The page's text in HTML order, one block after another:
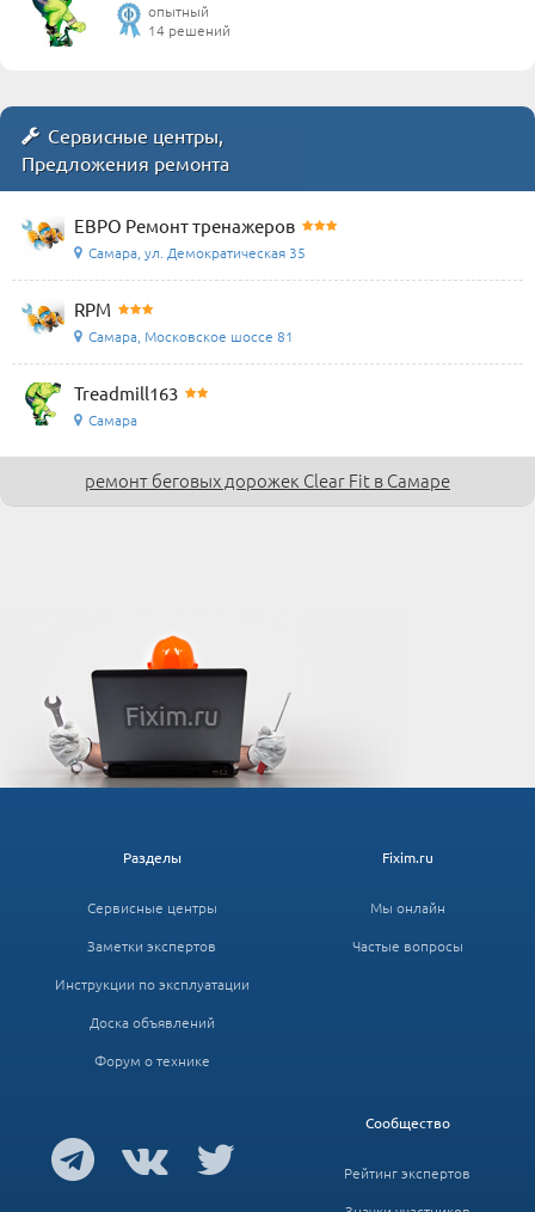
опытный
14 решений
Сервисные центры,
Предложения ремонта
ЕВРО Ремонт тренажеров
Самара, ул. Демократическая 35
RPM
Самара, Московское шоссе 81
Treadmill163
Самара
ремонт беговых дорожек Clear Fit в Самаре
Fixim.ru
Мы онлайн
Частые вопросы
Разделы
Сервисные центры
Заметки экспертов
Инструкции по эксплуатации
Доска объявлений
Форум о технике
Сообщество
Рейтинг экспертов